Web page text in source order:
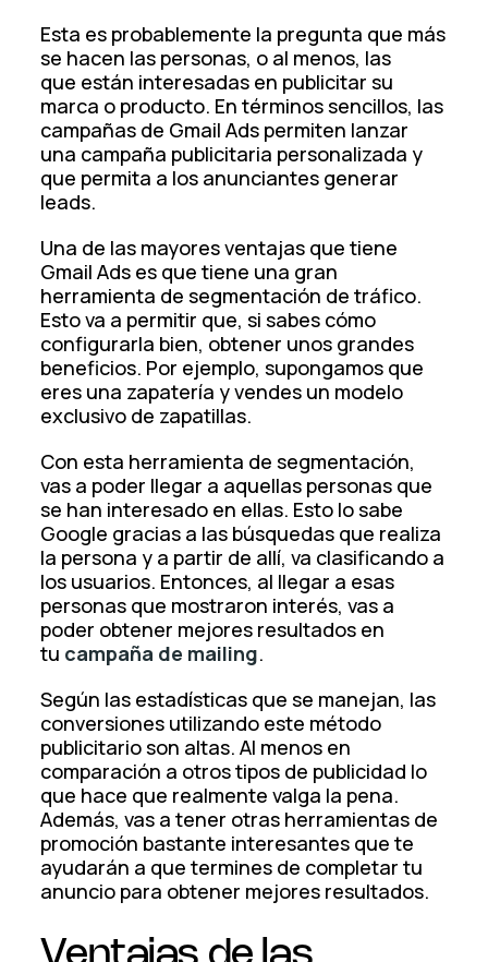
Esta es probablemente la pregunta que más
se hacen las personas, o al menos, las
que están interesadas en publicitar su
marca o producto. En términos sencillos, las
campañas de Gmail Ads permiten lanzar
una campaña publicitaria personalizada y
que permita a los anunciantes generar
leads.
Una de las mayores ventajas que tiene
Gmail Ads es que tiene una gran
herramienta de segmentación de tráfico.
Esto va a permitir que, si sabes cómo
configurarla bien, obtener unos grandes
beneficios. Por ejemplo, supongamos que
eres una zapatería y vendes un modelo
exclusivo de zapatillas.
Con esta herramienta de segmentación,
vas a poder llegar a aquellas personas que
se han interesado en ellas. Esto lo sabe
Google gracias a las búsquedas que realiza
la persona y a partir de allí, va clasificando a
los usuarios. Entonces, al llegar a esas
personas que mostraron interés, vas a
poder obtener mejores resultados en
tu campaña de mailing.
Según las estadísticas que se manejan, las
conversiones utilizando este método
publicitario son altas. Al menos en
comparación a otros tipos de publicidad lo
que hace que realmente valga la pena.
Además, vas a tener otras herramientas de
promoción bastante interesantes que te
ayudarán a que termines de completar tu
anuncio para obtener mejores resultados.